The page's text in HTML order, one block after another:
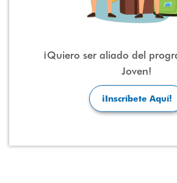
¡Quiero ser aliado del
Joven!
¡Inscríbete Aquí!